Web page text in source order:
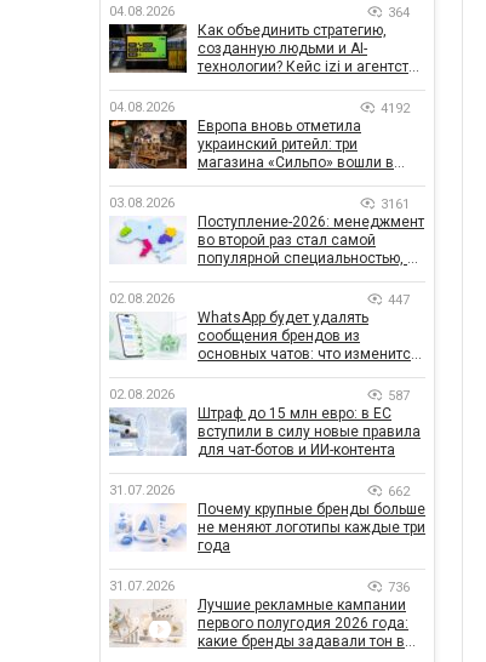
04.08.2026 364
Как объединить стратегию,
созданную людьми и AI-
технологии? Кейс izi и агентства
04.08.2026 4192
Европа вновь отметила
украинский ритейл: три
магазина «Сильпо» вошли в
03.08.2026 3161
Поступление-2026: менеджмент
во второй раз стал самой
популярной специальностью, а
рекордным за последние 5 лет
02.08.2026 447
WhatsApp будет удалять
сообщения брендов из
основных чатов: что изменится
02.08.2026 587
Штраф до 15 млн евро: в ЕС
вступили в силу новые правила
для чат-ботов и ИИ-контента
31.07.2026 662
Почему крупные бренды больше
не меняют логотипы каждые три
года
31.07.2026 736
Лучшие рекламные кампании
первого полугодия 2026 года:
какие бренды задавали тон в